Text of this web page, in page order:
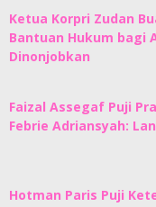
Ketua Korpri Zudan
Bantuan Hukum bagi
Dinonjobkan
Faizal Assegaf Puji
Febrie Adriansyah:
Hotman Paris Puji